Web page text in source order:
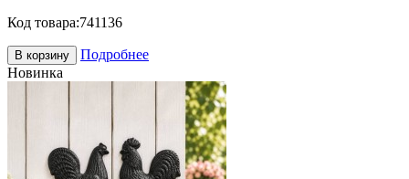
Код товара:741136
В корзину
Подробнее
Новинка